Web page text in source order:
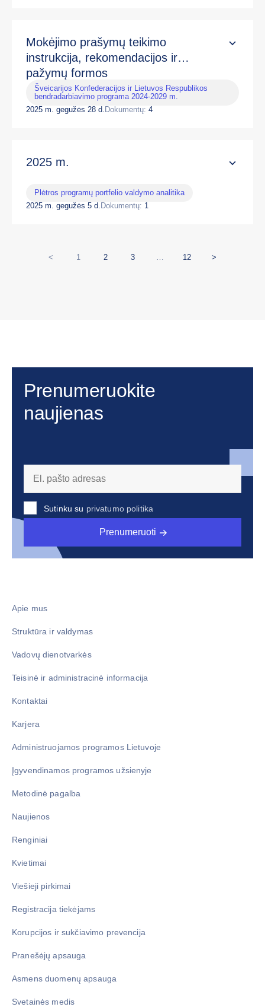
Mokėjimo prašymų teikimo
instrukcija, rekomendacijos ir
pažymų formos
Šveicarijos Konfederacijos ir Lietuvos Respublikos
bendradarbiavimo programa 2024-2029 m.
2025 m. gegužės 28 d. Dokumentų: 4
2025 m.
Plėtros programų portfelio valdymo analitika
2025 m. gegužės 5 d. Dokumentų: 1
< 1 2 3 … 12 >
Prenumeruokite
naujienas
Sutinku su privatumo politika
Prenumeruoti
Apie mus
Struktūra ir valdymas
Vadovų dienotvarkės
Teisinė ir administracinė informacija
Kontaktai
Karjera
Administruojamos programos Lietuvoje
Įgyvendinamos programos užsienyje
Metodinė pagalba
Naujienos
Renginiai
Kvietimai
Viešieji pirkimai
Registracija tiekėjams
Korupcijos ir sukčiavimo prevencija
Pranešėjų apsauga
Asmens duomenų apsauga
Svetainės medis